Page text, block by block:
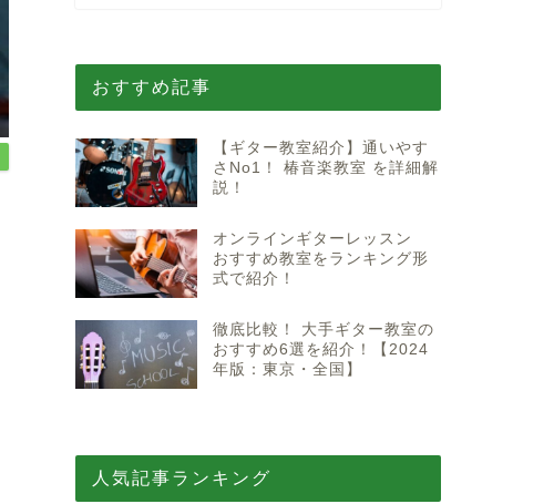
おすすめ記事
【ギター教室紹介】通いやす
さNo1！ 椿音楽教室 を詳細解
説！
オンラインギターレッスン
おすすめ教室をランキング形
式で紹介！
徹底比較！ 大手ギター教室の
おすすめ6選を紹介！【2024
年版：東京・全国】
人気記事ランキング